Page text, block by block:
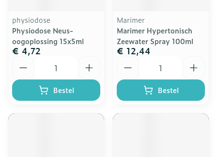
physiodose
Physiodose Neus-
oogoplossing 15x5ml
€ 4,72
Bestel
Marimer
Marimer Hypertonisch
Zeewater Spray 100ml
€ 12,44
Bestel